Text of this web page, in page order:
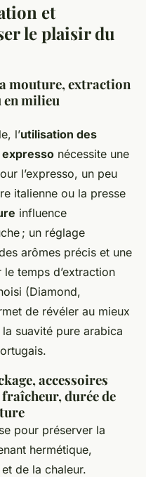
et
le plaisir du
mouture, extraction
en milieu
l’utilisation des
expresso nécessite une
l’expresso, un peu
italienne ou la presse
influence
; un réglage
arômes précis et une
temps d’extraction
(Diamond,
de révéler au mieux
suavité pure arabica
accessoires
durée de
pour préserver la
hermétique,
de la chaleur.